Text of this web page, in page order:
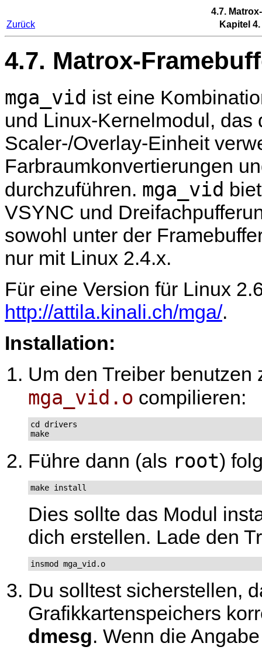
4.7.
Zurück
Kapitel
4.7. Matrox-
mga_vid ist eine
und Linux-Kernelmodul,
Scaler-/Overlay-Einheit
Farbraumkonvertierungen
durchzuführen. mga_vid
VSYNC und
sowohl unter der
nur mit Linux 2.4.x.
Für eine Version für Linux
http://attila.kinali.ch/mga/.
Installation:
Um den Treiber
mga_vid.o compilieren:
cd drivers
make
Führe dann (als root)
make install
Dies sollte das Modul
dich erstellen. Lade den
insmod mga_vid.o
Du solltest sicherstellen,
Grafikkartenspeichers
dmesg. Wenn die